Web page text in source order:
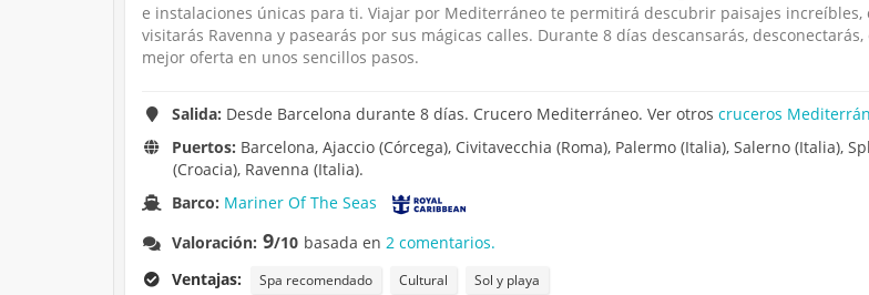
e instalaciones únicas para ti. Viajar por Mediterráneo te permitirá descubrir paisajes
visitarás Ravenna y pasearás por sus mágicas calles. Durante 8 días descansarás,
mejor oferta en unos sencillos pasos.
Salida: Desde Barcelona durante 8 días. Crucero Mediterráneo. Ver otroscruceros
Puertos: Barcelona, Ajaccio (Córcega), Civitavecchia (Roma), Palermo (Italia), Salerno (Italia),
(Croacia), Ravenna (Italia).
Barco: Mariner Of The Seas
Valoración: 9/10 basada en 2 comentarios.
Ventajas:
Spa recomendado Cultural Sol y playa